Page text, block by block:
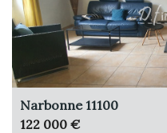
Narbonne 11100
122 000 €